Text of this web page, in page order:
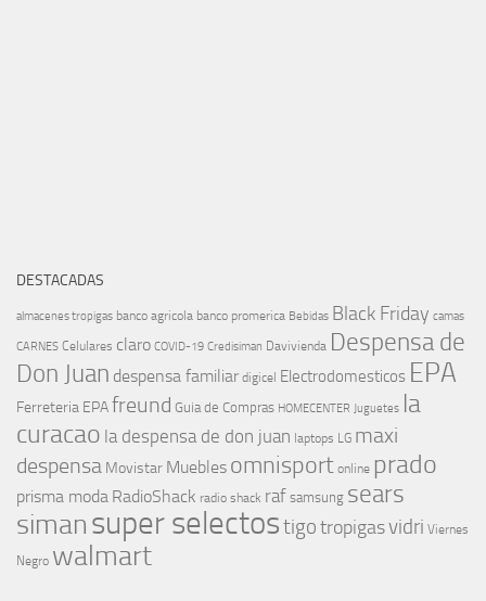
DESTACADAS
almacenes tropigas banco agricola banco promerica Bebidas Black Friday camas
CARNES Celulares claro COVID-19 Credisiman Davivienda Despensa de
Don Juan despensa familiar digicel Electrodomesticos EPA
Ferreteria EPAfreund Guia de Compras HOMECENTER Juguetes la
curacao la despensa de don juan laptops LG maxi
despensa Movistar Muebles omnisport online prado
prisma moda RadioShack radio shack raf samsung sears
simansuper selectostigotropigasvidri Viernes
Negro walmart